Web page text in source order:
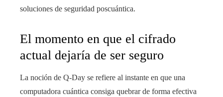
soluciones de seguridad poscuántica.
El momento en que el cifrado
actual dejaría de ser seguro
La noción de Q-Day se refiere al instante en que una
computadora cuántica consiga quebrar de forma efectiva